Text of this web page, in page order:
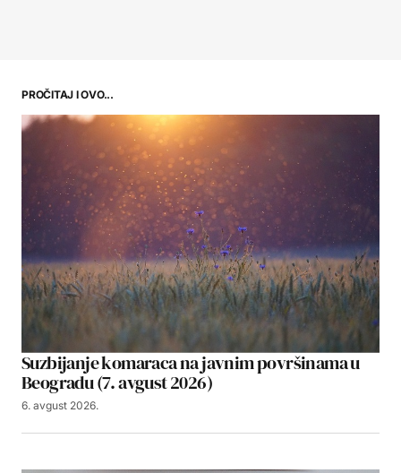
PROČITAJ I OVO...
Suzbijanje komaraca na javnim površinama u
Beogradu (7. avgust 2026)
6. avgust 2026.